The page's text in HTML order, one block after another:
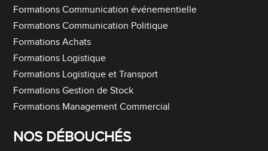
Formations Communication événementielle
Formations Communication Politique
Formations Achats
Formations Logistique
Formations Logistique et Transport
Formations Gestion de Stock
Formations Management Commercial
NOS DÉBOUCHÉS